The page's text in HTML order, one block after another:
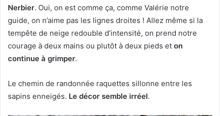
Nerbier. Oui, on est comme ça, comme Valérie notre
guide, on n’aime pas les lignes droites ! Allez même si la
tempête de neige redouble d’intensité, on prend notre
courage à deux mains ou plutôt à deux pieds et on
continue à grimper.
Le chemin de randonnée raquettes sillonne entre les
sapins enneigés. Le décor semble irréel.